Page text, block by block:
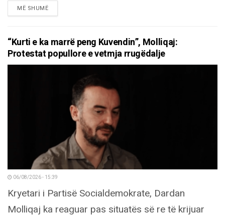
MË SHUMËDETAILS
“Kurti e ka marrë peng Kuvendin”, Molliqaj:
Protestat popullore e vetmja rrugëdalje
06/08/2026 - 15:39
Kryetari i Partisë Socialdemokrate, Dardan
Molliqaj ka reaguar pas situatës së re të krijuar